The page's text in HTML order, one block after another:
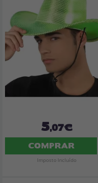
5,07€
COMPRAR
Imposto Incluído